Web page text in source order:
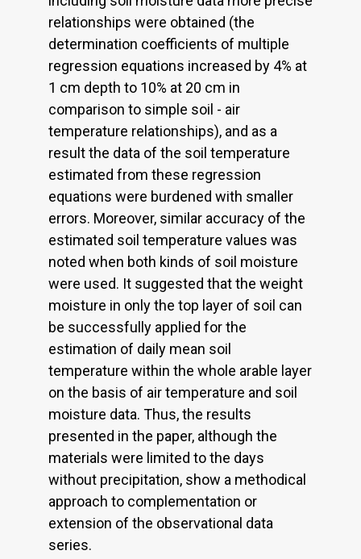
relationships were obtained (the
determination coefficients of multiple
regression equations increased by 4% at
1 cm depth to 10% at 20 cm in
comparison to simple soil - air
temperature relationships), and as a
result the data of the soil temperature
estimated from these regression
equations were burdened with smaller
errors. Moreover, similar accuracy of the
estimated soil temperature values was
noted when both kinds of soil moisture
were used. It suggested that the weight
moisture in only the top layer of soil can
be successfully applied for the
estimation of daily mean soil
temperature within the whole arable layer
on the basis of air temperature and soil
moisture data. Thus, the results
presented in the paper, although the
materials were limited to the days
without precipitation, show a methodical
approach to complementation or
extension of the observational data
series.